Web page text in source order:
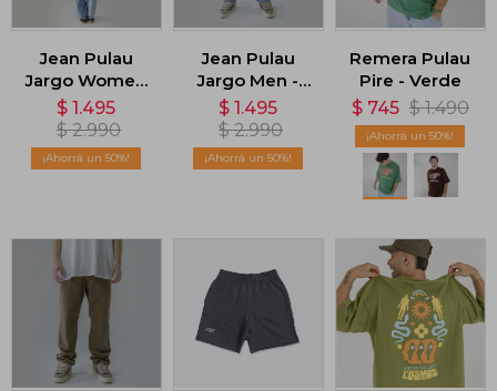
Jean Pulau
Jargo Women
- Azul
$ 1.495
$ 2.990
50
Jean Pulau
Jargo Men -
Azul
$ 1.495
$ 2.990
50
Remera Pulau
Pire - Verde
$ 745 $ 1.490
50